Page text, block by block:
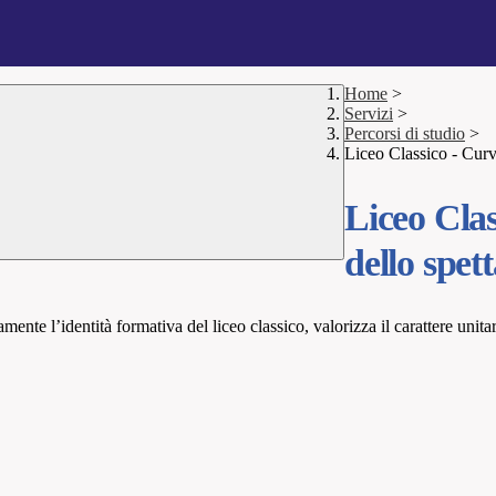
Home >
Servizi >
Percorsi di studio >
Liceo Classico -
Liceo
dello
l’identità formativa del liceo classico, valorizza il carattere